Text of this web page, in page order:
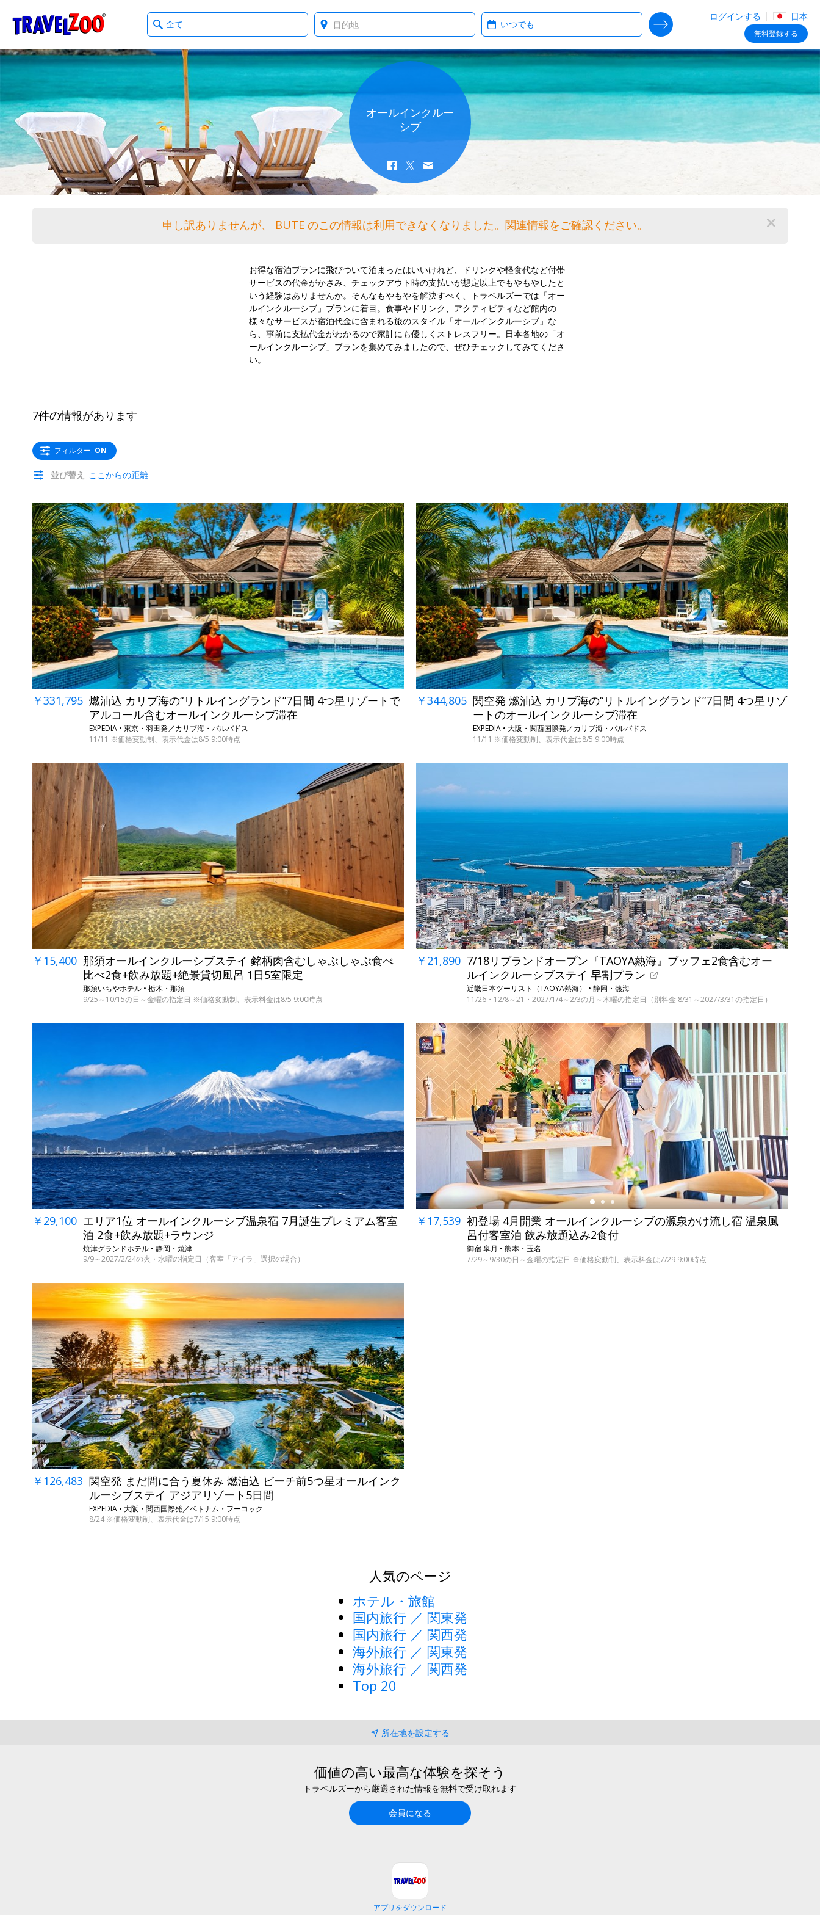
Travelzoo ログインする 日本
無料登録する
What
type
deals?
Where? When?
SEARCH DEALS
オールインクルー
シブ
申し訳ありませんが、 BUTE のこの情報は利用できなくなりました。関連情報をご確認ください。
お得な宿泊プランに飛びついて泊まったはいいけれど、ドリンクや軽食代など付帯
サービスの代金がかさみ、チェックアウト時の支払いが想定以上でもやもやしたと
いう経験はありませんか。そんなもやもやを解決すべく、トラベルズーでは「オー
ルインクルーシブ」プランに着目。食事やドリンク、アクティビティなど館内の
様々なサービスが宿泊代金に含まれる旅のスタイル「オールインクルーシブ」な
ら、事前に支払代金がわかるので家計にも優しくストレスフリー。日本各地の「オ
ールインクルーシブ」プランを集めてみましたので、ぜひチェックしてみてくださ
い。
7件の情報があります
フィルター: ON
並び替え ここからの距離
￥331,795 燃油込 カリブ海の“リトルイングランド”7日間 4つ星リゾートで
アルコール含むオールインクルーシブ滞在
EXPEDIA • 東京・羽田発／カリブ海・バルバドス
11/11 ※価格変動制、表示代金は8/5 9:00時点
￥344,805 関空発 燃油込 カリブ海の“リトルイングランド”7日間 4つ星リゾ
ートのオールインクルーシブ滞在
EXPEDIA • 大阪・関西国際発／カリブ海・バルバドス
11/11 ※価格変動制、表示代金は8/5 9:00時点
￥15,400 那須オールインクルーシブステイ 銘柄肉含むしゃぶしゃぶ食べ
比べ2食+飲み放題+絶景貸切風呂 1日5室限定
那須いちやホテル • 栃木・那須
9/25～10/15の日～金曜の指定日 ※価格変動制、表示料金は8/5 9:00時点
￥21,890 7/18リブランドオープン『TAOYA熱海』ブッフェ2食含むオー
ルインクルーシブステイ 早割プラン
近畿日本ツーリスト（TAOYA熱海） • 静岡・熱海
11/26・12/8～21・2027/1/4～2/3の月～木曜の指定日（別料金 8/31～2027/3/31の指定日）
￥29,100 エリア1位 オールインクルーシブ温泉宿 7月誕生プレミアム客室
泊 2食+飲み放題+ラウンジ
焼津グランドホテル • 静岡・焼津
9/9～2027/2/24の火・水曜の指定日（客室「アイラ」選択の場合）
←
￥17,539 初登場 4月開業 オールインクルーシブの源泉かけ流し宿 温泉風
呂付客室泊 飲み放題込み2食付
御宿 皐月 • 熊本・玉名
7/29～9/30の日～金曜の指定日 ※価格変動制、表示料金は7/29 9:00時点
￥126,483 関空発 まだ間に合う夏休み 燃油込 ビーチ前5つ星オールインク
ルーシブステイ アジアリゾート5日間
EXPEDIA • 大阪・関西国際発／ベトナム・フーコック
8/24 ※価格変動制、表示代金は7/15 9:00時点
人気のページ
ホテル・旅館
国内旅行 ／ 関東発
国内旅行 ／ 関西発
海外旅行 ／ 関東発
海外旅行 ／ 関西発
Top 20
所在地を設定する
価値の高い最高な体験を探そう
トラベルズーから厳選された情報を無料で受け取れます
会員になる
アプリをダウンロード